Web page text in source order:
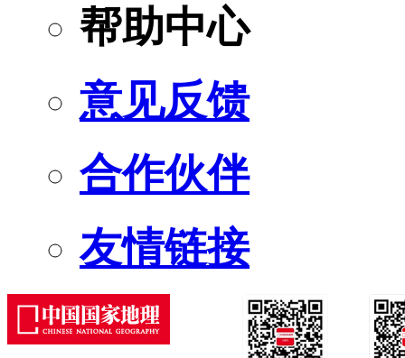
帮助中心
意见反馈
合作伙伴
友情链接